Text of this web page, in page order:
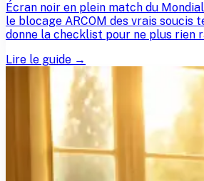
Écran noir en plein match du
le blocage ARCOM des vrais soucis
donne la checklist pour ne plus rien
Lire le guide →